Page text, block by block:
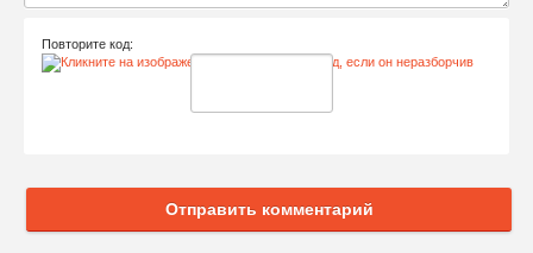
Повторите код:
Отправить комментарий